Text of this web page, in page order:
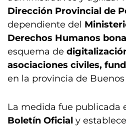
Dirección Provincial de
dependiente del
Derechos Humanos
esquema de
asociaciones civiles,
en la provincia de Buenos
La medida fue publicada
Boletín Oficial y